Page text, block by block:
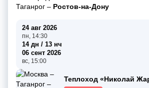
Таганрог – Ростов-на-Дону
24 авг 2026
пн, 14:30
14 дн / 13 нч
06 сент 2026
вс, 15:00
Теплоход «Николай